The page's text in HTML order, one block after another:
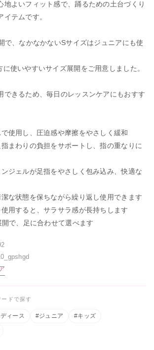
プレゼント]サタゴールデンウィーク期間中のお
地よいフィット感で、踊るための土台づくり
テムです。
で、なかなかないSサイズはジュニアにも使
使いやすいサイズ展開をご用意しました。
できるため、毎日のレッスンケアにもおすす
使用し、圧迫感や摩擦をやさしく緩和
まわりの負担をサポートし、指の重なりに
ジェルが足指をやさしく包み込み、快適な
な状態を保ちながら繰り返し使用できます
用すると、サラサラ感が長持ちします
で、足に合わせて選べます
ドで探す
ィース #ジュニア #キッズ